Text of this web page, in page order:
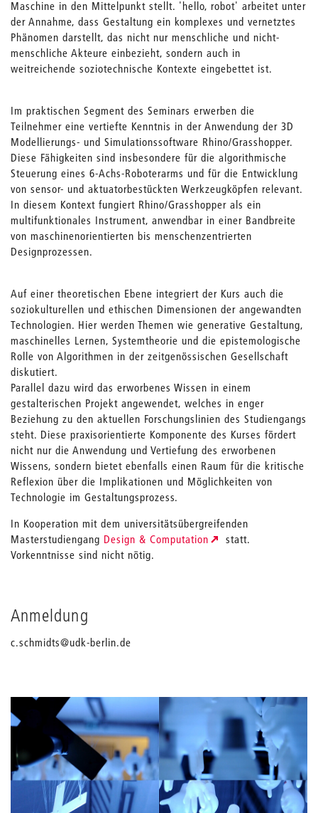
Maschine in den Mittelpunkt stellt. 'hello, robot' arbeitet unter
der Annahme, dass Gestaltung ein komplexes und vernetztes
Phänomen darstellt, das nicht nur menschliche und nicht-
menschliche Akteure einbezieht, sondern auch in
weitreichende soziotechnische Kontexte eingebettet ist.
Im praktischen Segment des Seminars erwerben die
Teilnehmer eine vertiefte Kenntnis in der Anwendung der 3D
Modellierungs- und Simulationssoftware Rhino/Grasshopper.
Diese Fähigkeiten sind insbesondere für die algorithmische
Steuerung eines 6-Achs-Roboterarms und für die Entwicklung
von sensor- und aktuatorbestückten Werkzeugköpfen relevant.
In diesem Kontext fungiert Rhino/Grasshopper als ein
multifunktionales Instrument, anwendbar in einer Bandbreite
von maschinenorientierten bis menschenzentrierten
Designprozessen.
Auf einer theoretischen Ebene integriert der Kurs auch die
soziokulturellen und ethischen Dimensionen der angewandten
Technologien. Hier werden Themen wie generative Gestaltung,
maschinelles Lernen, Systemtheorie und die epistemologische
Rolle von Algorithmen in der zeitgenössischen Gesellschaft
diskutiert.
Parallel dazu wird das erworbenes Wissen in einem
gestalterischen Projekt angewendet, welches in enger
Beziehung zu den aktuellen Forschungslinien des Studiengangs
steht. Diese praxisorientierte Komponente des Kurses fördert
nicht nur die Anwendung und Vertiefung des erworbenen
Wissens, sondern bietet ebenfalls einen Raum für die kritische
Reflexion über die Implikationen und Möglichkeiten von
Technologie im Gestaltungsprozess.
In Kooperation mit dem universitätsübergreifenden
Masterstudiengang Design & Computation
statt.
Vorkenntnisse sind nicht nötig.
Anmeldung
c.schmidts@udk-berlin.de